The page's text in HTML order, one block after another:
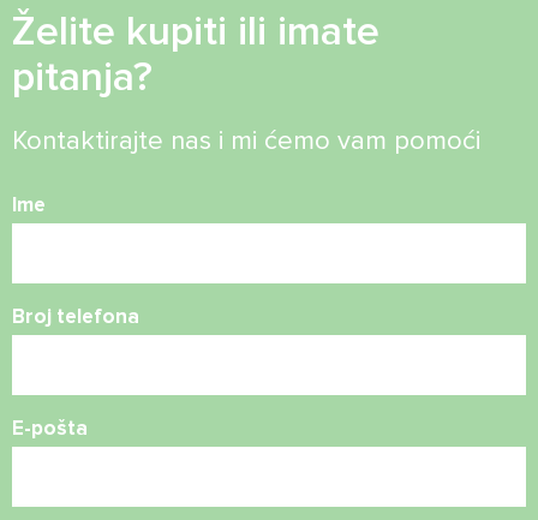
Želite kupiti ili imate
pitanja?
Kontaktirajte nas i mi ćemo vam pomoći
Ime
Broj telefona
E-pošta